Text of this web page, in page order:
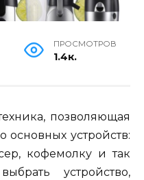
ПРОСМОТРОВ
1.4к.
позволяющая
основных устройств:
кофемолку и так
устройство,